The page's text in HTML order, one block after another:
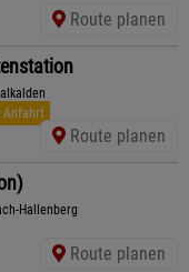
Route planen
Anfahrt
Route planen
Hallenberg
Route planen